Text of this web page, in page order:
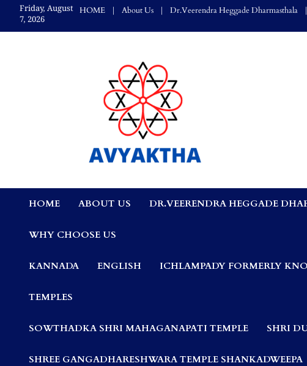
content
Friday, August
7, 2026
HOME About Us Dr.Veerendra Heggade Dharmasthala
Avyaktha Bulletin:
Connecting Temples,
Professionals, &
Communities
HOME ABOUT US DR.VEERENDRA HEGGADE
WHY CHOOSE US
KANNADA ENGLISH ICHLAMPADY FORMERLY
TEMPLES
SOWTHADKA SHRI MAHAGANAPATI TEMPLE SHRI
SHREE GANGADHARESHWARA TEMPLE SHANKADWEEPA